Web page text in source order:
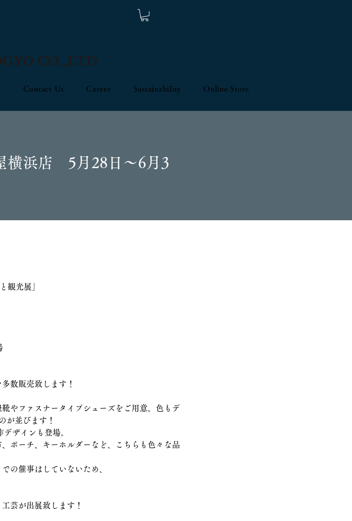
Contact Us Career Sustainability Online Store
横浜店 5月28日～6月3
観光展」
数販売致します！
やファスナータイプシューズをご用意。色もデ
が並びます！
ザインも登場。
ポーチ、キーホルダーなど、こちらも色々な品
の催事はしていないため、
芸が出展致します！